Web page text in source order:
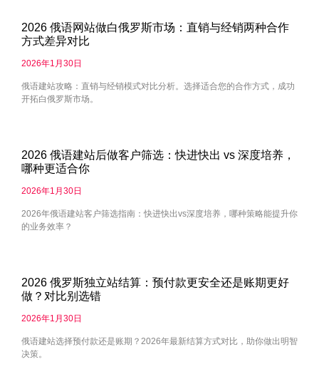
2026 俄语网站做白俄罗斯市场：直销与经销两种合作
方式差异对比
2026年1月30日
俄语建站攻略：直销与经销模式对比分析。选择适合您的合作方式，成功
开拓白俄罗斯市场。
2026 俄语建站后做客户筛选：快进快出 vs 深度培养，
哪种更适合你
2026年1月30日
2026年俄语建站客户筛选指南：快进快出vs深度培养，哪种策略能提升你
的业务效率？
2026 俄罗斯独立站结算：预付款更安全还是账期更好
做？对比别选错
2026年1月30日
俄语建站选择预付款还是账期？2026年最新结算方式对比，助你做出明智
决策。